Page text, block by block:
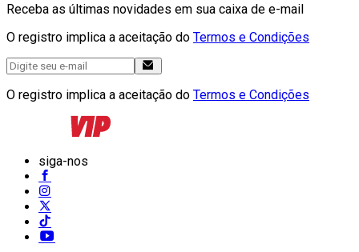
Receba as últimas novidades em sua caixa de e-mail
O registro implica a aceitação do Termos e Condições
O registro implica a aceitação do Termos e Condições
siga-nos